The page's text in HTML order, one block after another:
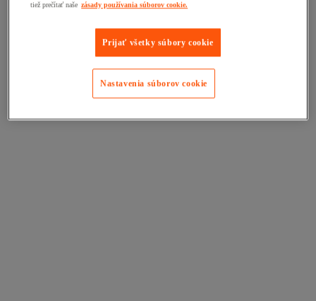
tiež prečítať naše zásady používania súborov cookie.
Prijať všetky súbory cookie
Nastavenia súborov cookie